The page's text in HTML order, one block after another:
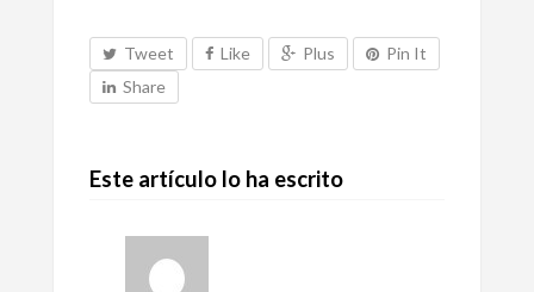
Tweet Like Plus
Pin It
Share
Este artículo lo ha escrito